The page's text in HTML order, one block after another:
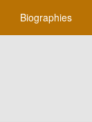
Biographies